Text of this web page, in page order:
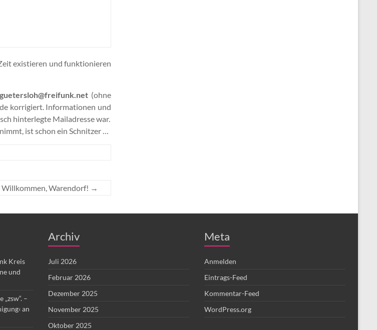
existieren und funktionieren
guetersloh@freifunk.net (ohne
korrigiert. Informationen und
hinterlegte Mailadresse war.
ist schon ein Schnitzer …
Willkommen, Warendorf! →
Kreis
und
–
an
Archiv
Juli 2026
Februar 2026
Dezember 2025
November 2025
Oktober 2025
Meta
Anmelden
Eintrags-Feed
Kommentar-Feed
WordPress.org